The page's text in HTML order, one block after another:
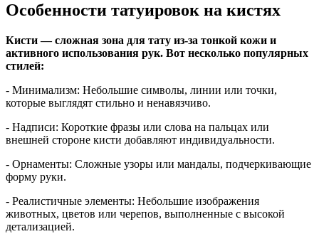
Особенности татуировок на кистях
Кисти — сложная зона для тату из-за тонкой кожи и
активного использования рук. Вот несколько популярных
стилей:
- Минимализм: Небольшие символы, линии или точки,
которые выглядят стильно и ненавязчиво.
- Надписи: Короткие фразы или слова на пальцах или
внешней стороне кисти добавляют индивидуальности.
- Орнаменты: Сложные узоры или мандалы, подчеркивающие
форму руки.
- Реалистичные элементы: Небольшие изображения
животных, цветов или черепов, выполненные с высокой
детализацией.